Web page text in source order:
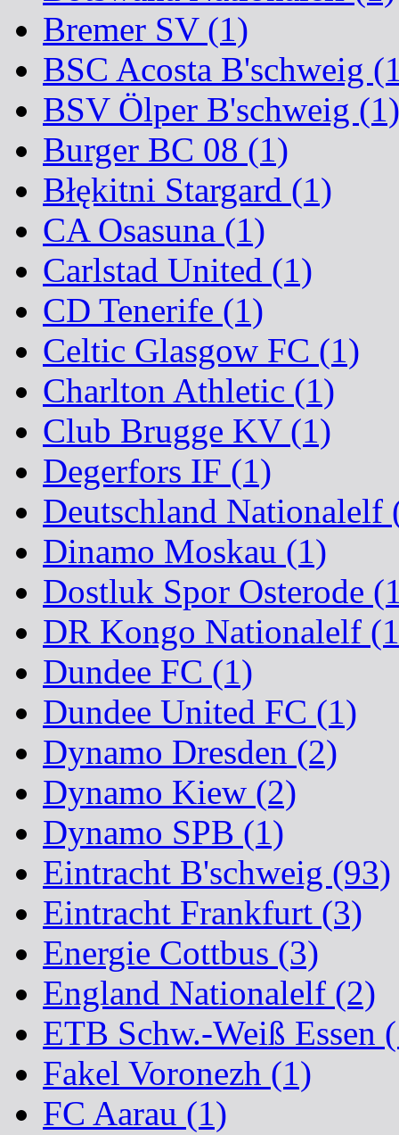
Bremer SV (1)
BSC Acosta B'schweig
BSV Ölper B'schweig (1)
Burger BC 08 (1)
Błękitni Stargard (1)
CA Osasuna (1)
Carlstad United (1)
CD Tenerife (1)
Celtic Glasgow FC (1)
Charlton Athletic (1)
Club Brugge KV (1)
Degerfors IF (1)
Deutschland Nationalelf
Dinamo Moskau (1)
Dostluk Spor Osterode
DR Kongo Nationalelf
Dundee FC (1)
Dundee United FC (1)
Dynamo Dresden (2)
Dynamo Kiew (2)
Dynamo SPB (1)
Eintracht B'schweig (93)
Eintracht Frankfurt (3)
Energie Cottbus (3)
England Nationalelf (2)
ETB Schw.-Weiß Essen
Fakel Voronezh (1)
FC Aarau (1)